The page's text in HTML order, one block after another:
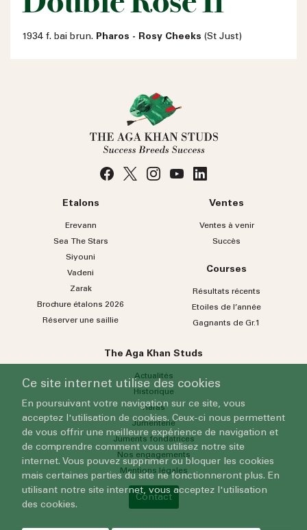
1934 f. bai brun. Pharos - Rosy Cheeks (St Just)
Etalons
Erevann
Sea TheStars
Siyouni
Vadeni
Zarak
Brochure étalons 2026
Réserver une saillie
Ventes
Ventes à venir
Succès
Courses
Résultats récents
Etoiles de l’année
Gagnants de Gr.1
The Aga Khan Studs
Actualités
Historique
Haras
Jumenterie
Juments fondatrices
Nos engagements
Mentions légales
Contact
Ce site internet utilise des cookies
En poursuivant votre navigation sur ce site, vous
acceptez l'utilisation de cookies. Ceux-ci nous permettent
de vous offrir une meilleure expérience de navigation et
de comprendre comment vous utilisez notre site
internet. Vous pouvez supprimer ou bloquer les cookies
mais certaines parties du site ne fonctionneront plus. En
utilisant notre site internet, vous acceptez l'utilisation
des cookies.